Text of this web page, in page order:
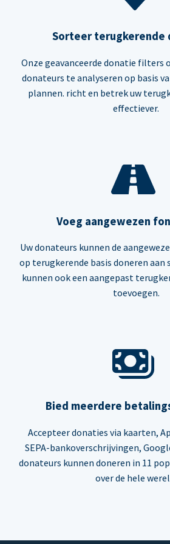
Sorteer terugkerende
Onze geavanceerde donatie filters
donateurs te analyseren op basis
plannen. richt en betrek uw
effectiever.
Voeg aangewezen
Uw donateurs kunnen de
op terugkerende basis doneren aan
kunnen ook een aangepast
toevoegen.
Bied meerdere
Accepteer donaties via kaarten,
SEPA-bankoverschrijvingen,
donateurs kunnen doneren in 11
over de hele